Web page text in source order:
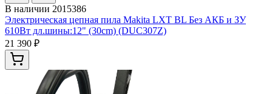
В наличии 2015386
Электрическая цепная пила Makita LXT BL Без АКБ и ЗУ
610Вт дл.шины:12" (30cm) (DUC307Z)
21 390 ₽